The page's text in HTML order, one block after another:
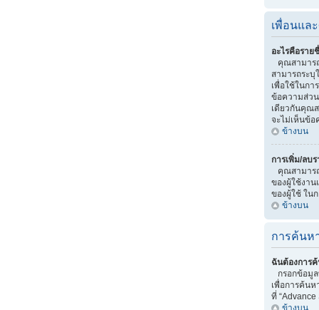
เพื่อนแล
อะไรคือรา
คุณสามาร
สามารถระ
เพื่อใช้ในกา
ข้อความส่ว
เดียวกันคุณ
จะไม่เห็นข้
ข้างบน
การเพิ่ม/ลบ
คุณสามาร
ของผู้ใช้งา
ของผู้ใช้ ใน
ข้างบน
การค้นห
ฉันต้องการ
กรอกข้อมู
เพื่อการค้นห
ที่
ข้างบน